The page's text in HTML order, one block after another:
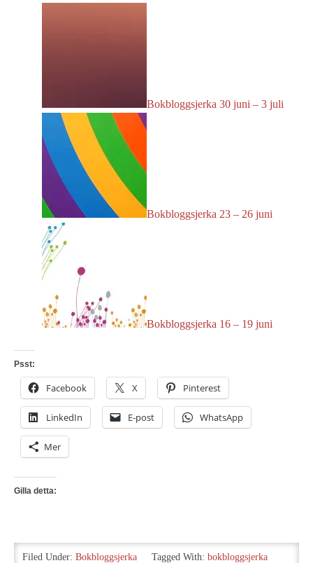
Bokbloggsjerka 30 juni – 3 juli
Bokbloggsjerka 23 – 26 juni
Bokbloggsjerka 16 – 19 juni
Psst:
Facebook X Pinterest
LinkedIn E-post WhatsApp
Mer
Gilla detta:
Filed Under: Bokbloggsjerka Tagged With: bokbloggsjerka